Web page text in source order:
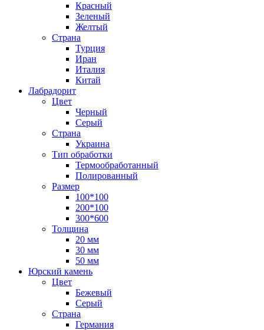
Красный
Зеленый
Желтый
Страна
Турция
Иран
Италия
Китай
Лабрадорит
Цвет
Черный
Серый
Страна
Украина
Тип обработки
Термообработанный
Полированный
Размер
100*100
200*100
300*600
Толщина
20 мм
30 мм
50 мм
Юрский камень
Цвет
Бежевый
Серый
Страна
Германия